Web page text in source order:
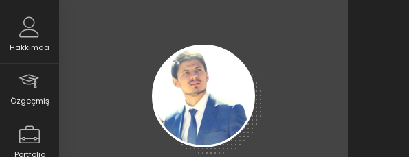
Hakkımda
Özgeçmiş
Portfolio